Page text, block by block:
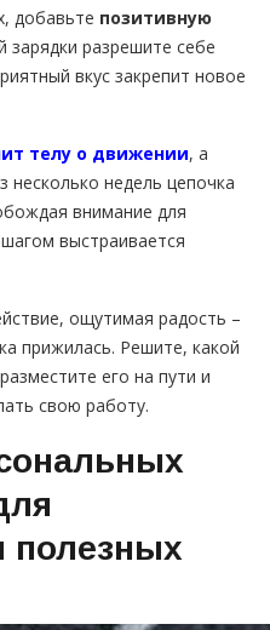
добавьте позитивную
зарядки разрешите себе
вкус закрепит новое
телу о движении, а
несколько недель цепочка
внимание для
выстраивается
ощутимая радость –
прижилась. Решите, какой
его на пути и
свою работу.
полезных